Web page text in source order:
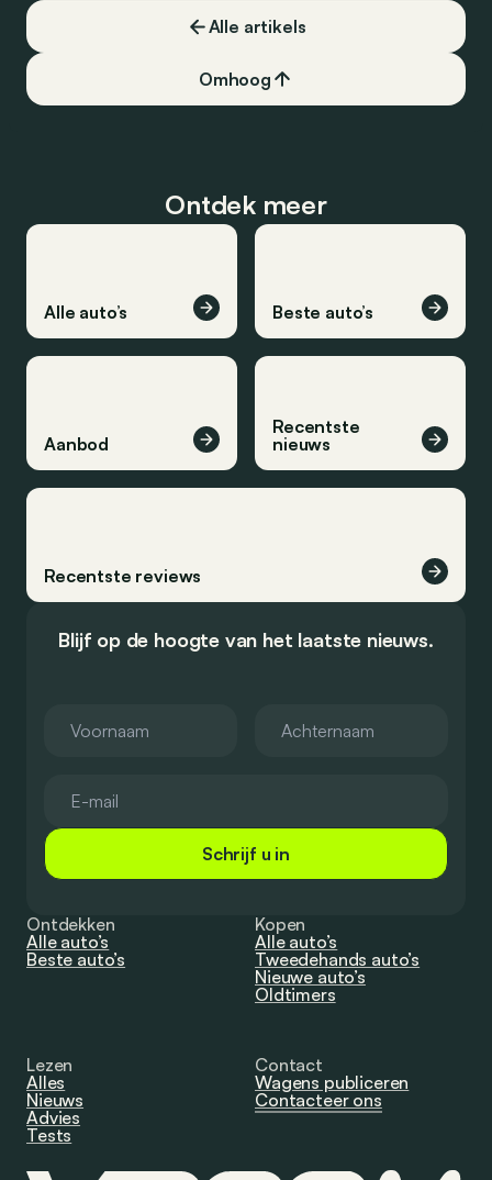
Alle artikels
Omhoog
Ontdek meer
Alle auto’s Beste auto’s
Aanbod
Recentste
nieuws
Recentste reviews
Blijf op de hoogte van het laatste nieuws.
Schrijf u in
Ontdekken
Alle auto’s
Beste auto’s
Kopen
Alle auto’s
Tweedehands auto’s
Nieuwe auto’s
Oldtimers
Lezen
Alles
Nieuws
Advies
Tests
Contact
Wagens publiceren
Contacteer ons